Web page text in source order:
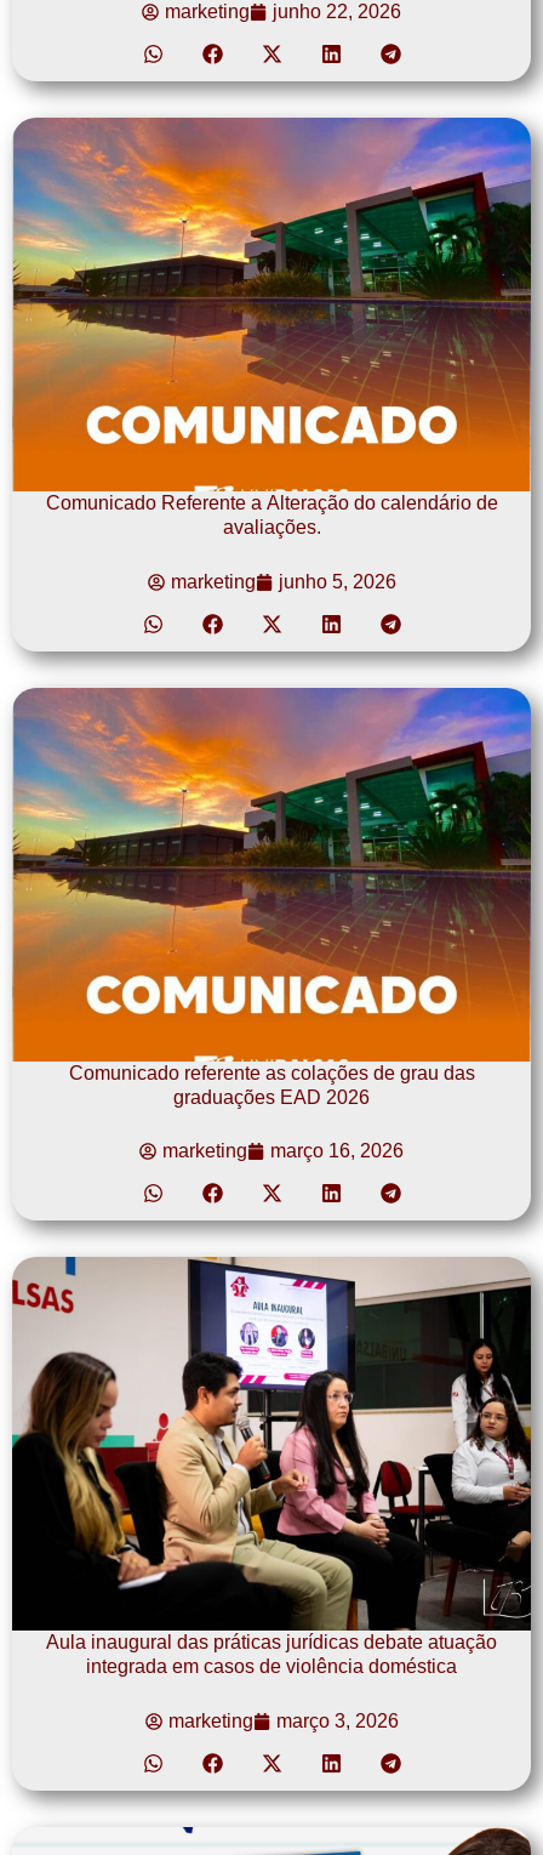
marketing junho 22, 2026
Comunicado Referente a Alteração do calendário de
avaliações.
marketing junho 5, 2026
Comunicado referente as colações de grau das
graduações EAD 2026
marketing março 16, 2026
Aula inaugural das práticas jurídicas debate atuação
integrada em casos de violência doméstica
marketing março 3, 2026